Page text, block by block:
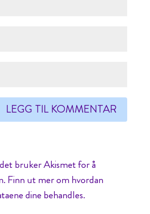
bruker Akismet for å
Finn ut mer om hvordan
dine behandles.